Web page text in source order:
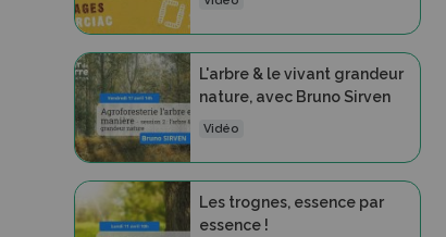
L'arbre & le vivant grandeur
nature, avec Bruno Sirven
Vidéo
Les trognes, essence par
essence !